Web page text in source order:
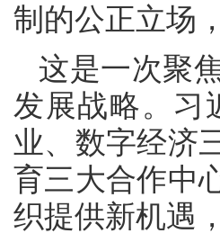
制的公正立场
这是一次聚
发展战略。习
业、数字经济
育三大合作中
织提供新机遇